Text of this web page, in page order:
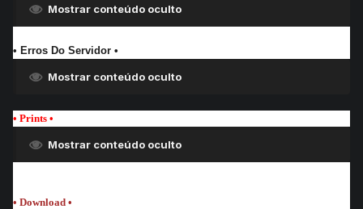
Mostrar conteúdo oculto
• Erros Do Servidor •
Mostrar conteúdo oculto
• Prints •
Mostrar conteúdo oculto
• Download •